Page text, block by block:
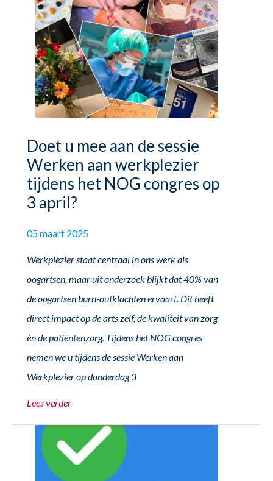
Doet u mee aan de sessie
Werken aan werkplezier
tijdens het NOG congres op
3 april?
05 maart 2025
Werkplezier staat centraal in ons werk als
oogartsen, maar uit onderzoek blijkt dat 40% van
de oogartsen burn-outklachten ervaart. Dit heeft
direct impact op de arts zelf, de kwaliteit van zorg
én de patiëntenzorg. Tijdens het NOG congres
nemen we u tijdens de sessie Werken aan
Werkplezier op donderdag 3
Lees verder